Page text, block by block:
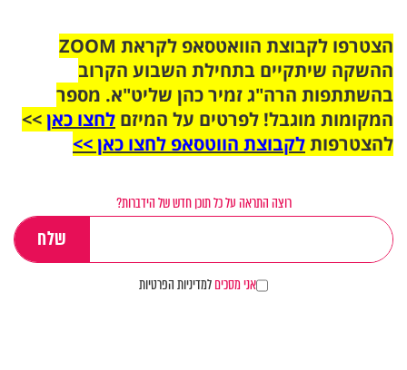
הצטרפו לקבוצת הוואטסאפ לקראת ZOOM
ההשקה שיתקיים בתחילת השבוע הקרוב
בהשתתפות הרה"ג זמיר כהן שליט"א. מספר
המקומות מוגבל! לפרטים על המיזם לחצו כאן>>
להצטרפותלקבוצת הווטסאפ לחצו כאן >>
רוצה התראה על כל תוכן חדש של הידברות?
אני מסכיםלמדיניות הפרטיות